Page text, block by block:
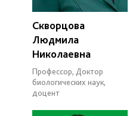
Скворцова
Людмила
Николаевна
Профессор, Доктор
биологических наук,
доцент